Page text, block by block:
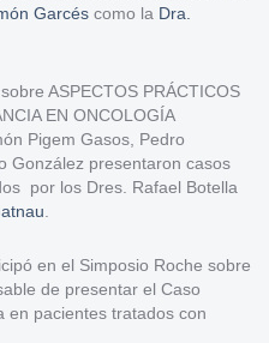
Garcés como la Dra.
ASPECTOS PRÁCTICOS
EN ONCOLOGÍA
Pigem Gasos, Pedro
González presentaron casos
por los Dres. Rafael Botella
en el Simposio Roche sobre
de presentar el Caso
en pacientes tratados con